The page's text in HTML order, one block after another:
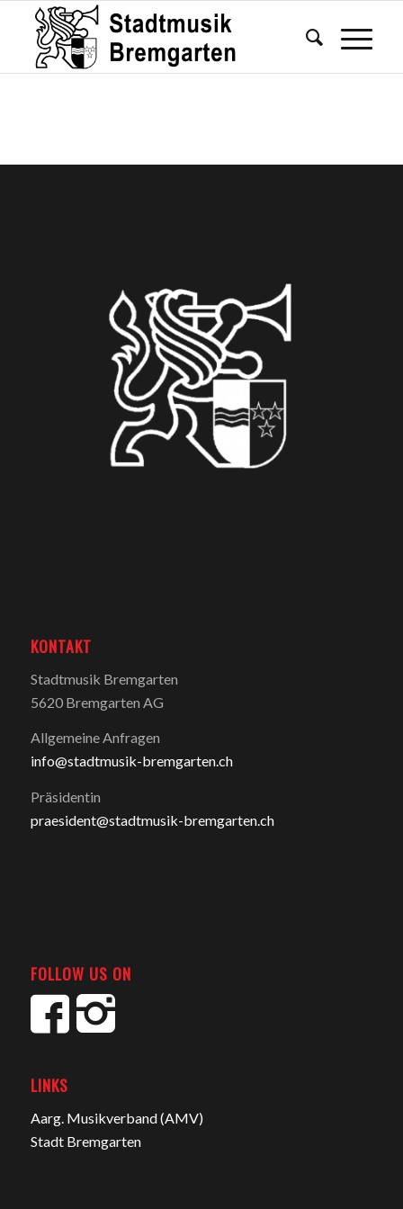
KONTAKT
Stadtmusik Bremgarten
5620 Bremgarten AG
Allgemeine Anfragen
info@stadtmusik-bremgarten.ch
Präsidentin
praesident@stadtmusik-bremgarten.ch
FOLLOW US ON
LINKS
Aarg. Musikverband (AMV)
Stadt Bremgarten